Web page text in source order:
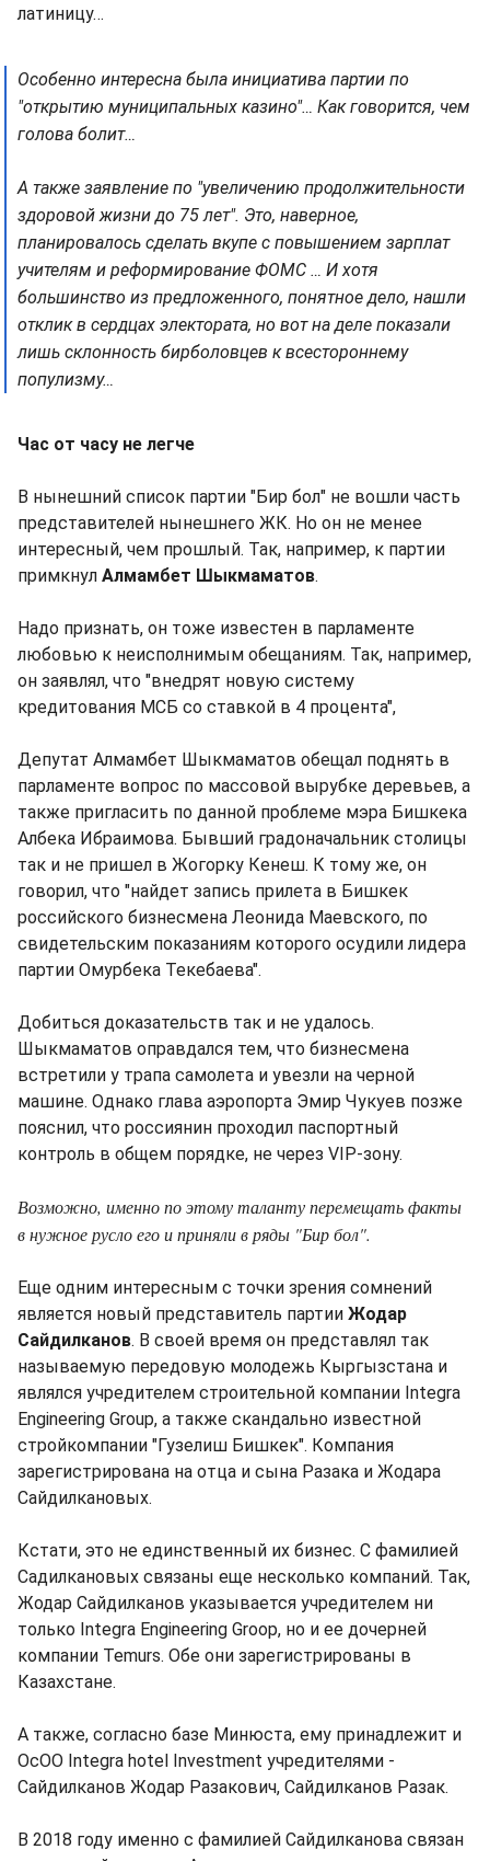
латиницу…
Особенно интересна была инициатива партии по
"открытию муниципальных казино"… Как говорится, чем
голова болит…
А также заявление по "увеличению продолжительности
здоровой жизни до 75 лет". Это, наверное,
планировалось сделать вкупе с повышением зарплат
учителям и реформирование ФОМС … И хотя
большинство из предложенного, понятное дело, нашли
отклик в сердцах электората, но вот на деле показали
лишь склонность бирболовцев к всестороннему
популизму…
Час от часу не легче
В нынешний список партии "Бир бол" не вошли часть
представителей нынешнего ЖК. Но он не менее
интересный, чем прошлый. Так, например, к партии
примкнул Алмамбет Шыкмаматов.
Надо признать, он тоже известен в парламенте
любовью к неисполнимым обещаниям. Так, например,
он заявлял, что "внедрят новую систему
кредитования МСБ со ставкой в 4 процента",
Депутат Алмамбет Шыкмаматов обещал поднять в
парламенте вопрос по массовой вырубке деревьев, а
также пригласить по данной проблеме мэра Бишкека
Албека Ибраимова. Бывший градоначальник столицы
так и не пришел в Жогорку Кенеш. К тому же, он
говорил, что "найдет запись прилета в Бишкек
российского бизнесмена Леонида Маевского, по
свидетельским показаниям которого осудили лидера
партии Омурбека Текебаева".
Добиться доказательств так и не удалось.
Шыкмаматов оправдался тем, что бизнесмена
встретили у трапа самолета и увезли на черной
машине. Однако глава аэропорта Эмир Чукуев позже
пояснил, что россиянин проходил паспортный
контроль в общем порядке, не через VIP-зону.
Возможно, именно по этому таланту перемещать факты
в нужное русло его и приняли в ряды "Бир бол".
Еще одним интересным с точки зрения сомнений
является новый представитель партии Жодар
Сайдилканов. В своей время он представлял так
называемую передовую молодежь Кыргызстана и
являлся учредителем строительной компании Integra
Engineering Group, а также скандально известной
стройкомпании "Гузелиш Бишкек". Компания
зарегистрирована на отца и сына Разака и Жодара
Сайдилкановых.
Кстати, это не единственный их бизнес. С фамилией
Садилкановых связаны еще несколько компаний. Так,
Жодар Сайдилканов указывается учредителем ни
только Integra Engineering Groop, но и ее дочерней
компании Temurs. Обе они зарегистрированы в
Казахстане.
А также, согласно базе Минюста, ему принадлежит и
ОсОО Integra hotel Investment учредителями -
Сайдилканов Жодар Разакович, Сайдилканов Разак.
В 2018 году именно с фамилией Сайдилканова связан